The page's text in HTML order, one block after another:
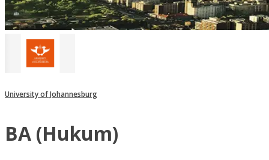
University of Johannesburg
BA (Hukum)